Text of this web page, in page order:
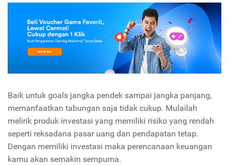
Baik untuk goals jangka pendek sampai jangka panjang,
memanfaatkan tabungan saja tidak cukup. Mulailah
melirik produk investasi yang memiliki risiko yang rendah
seperti reksadana pasar uang dan pendapatan tetap.
Dengan memiliki investasi maka perencanaan keuangan
kamu akan semakin sempurna.